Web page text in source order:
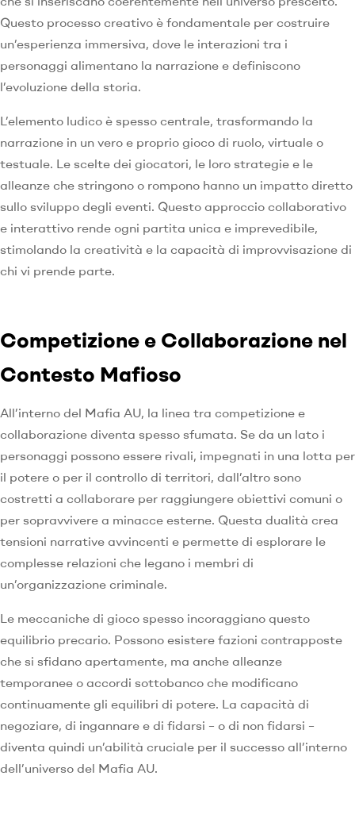
Questo processo creativo è fondamentale per costruire
un’esperienza immersiva, dove le interazioni tra i
personaggi alimentano la narrazione e definiscono
l’evoluzione della storia.
L’elemento ludico è spesso centrale, trasformando la
narrazione in un vero e proprio gioco di ruolo, virtuale o
testuale. Le scelte dei giocatori, le loro strategie e le
alleanze che stringono o rompono hanno un impatto diretto
sullo sviluppo degli eventi. Questo approccio collaborativo
e interattivo rende ogni partita unica e imprevedibile,
stimolando la creatività e la capacità di improvvisazione di
chi vi prende parte.
Competizione e Collaborazione nel
Contesto Mafioso
All’interno del Mafia AU, la linea tra competizione e
collaborazione diventa spesso sfumata. Se da un lato i
personaggi possono essere rivali, impegnati in una lotta per
il potere o per il controllo di territori, dall’altro sono
costretti a collaborare per raggiungere obiettivi comuni o
per sopravvivere a minacce esterne. Questa dualità crea
tensioni narrative avvincenti e permette di esplorare le
complesse relazioni che legano i membri di
un’organizzazione criminale.
Le meccaniche di gioco spesso incoraggiano questo
equilibrio precario. Possono esistere fazioni contrapposte
che si sfidano apertamente, ma anche alleanze
temporanee o accordi sottobanco che modificano
continuamente gli equilibri di potere. La capacità di
negoziare, di ingannare e di fidarsi – o di non fidarsi –
diventa quindi un’abilità cruciale per il successo all’interno
dell’universo del Mafia AU.